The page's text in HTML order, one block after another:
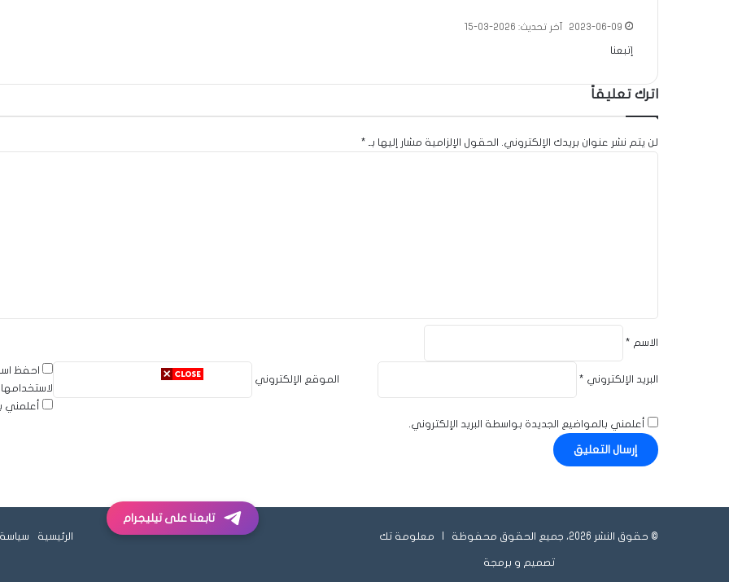
2023-06-09 آخر تحديث: 2026-03-15
إتبعنا
اترك تعليقاً
لن يتم نشر عنوان بريدك الإلكتروني. الحقول الإلزامية مشار إليها بـ *
الاسم *
البريد الإلكتروني * الموقع الإلكتروني
احفظ
أعلمني
أعلمني بالمواضيع الجديدة بواسطة البريد الإلكتروني.
© حقوق النشر 2026، جميع الحقوق محفوظة | معلومة تك
تصميم و برمجة
الرئيسية
تابعنا على تيليجرام